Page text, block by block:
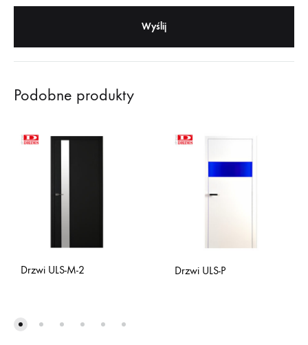
Podobne produkty
Drzwi ULS-M-2 Drzwi ULS-P